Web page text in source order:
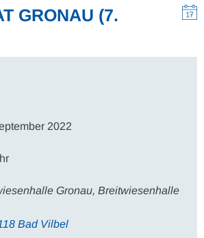
GRONAU (7.
2022
Gronau, Breitwiesenhalle
Bad Vilbel